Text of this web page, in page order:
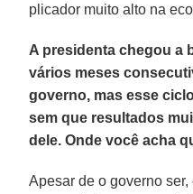
plicador muito alto na
A presidenta chegou a
vários meses
governo, mas esse
sem que resultados
dele. Onde você acha
Apesar de o governo